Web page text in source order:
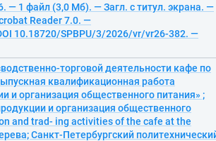
— 1 файл (3,0 Мб). — Загл. с титул. экрана. —
Reader 7.0. —
10.18720/SPBPU/3/2026/vr/vr26-382. —
торговой деятельности кафе по
квалификационная работа
и организация общественного питания» ;
и организация общественного
and trad- ing activities of the cafe at the
Санкт-Петербургский